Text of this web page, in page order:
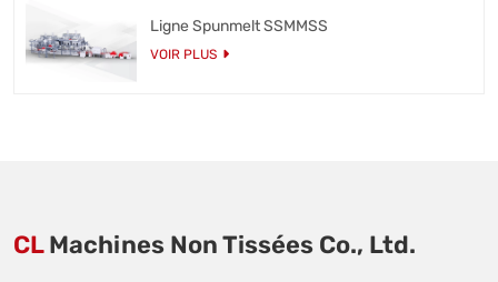
Ligne Spunmelt SSMMSS
VOIR PLUS
CLMachines Non Tissées Co., Ltd.